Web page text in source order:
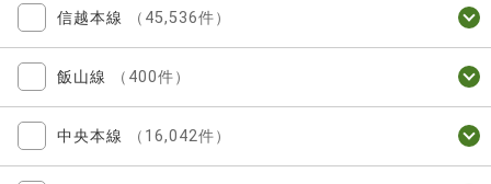
信越本線 （45,536件）
飯山線 （400件）
中央本線 （16,042件）